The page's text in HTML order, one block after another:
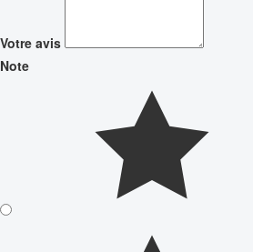
Votre avis
Note